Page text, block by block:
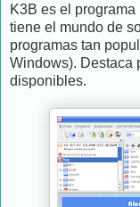
K3B es el
tiene el mundo de
programas tan
Windows). Destaca
disponibles.